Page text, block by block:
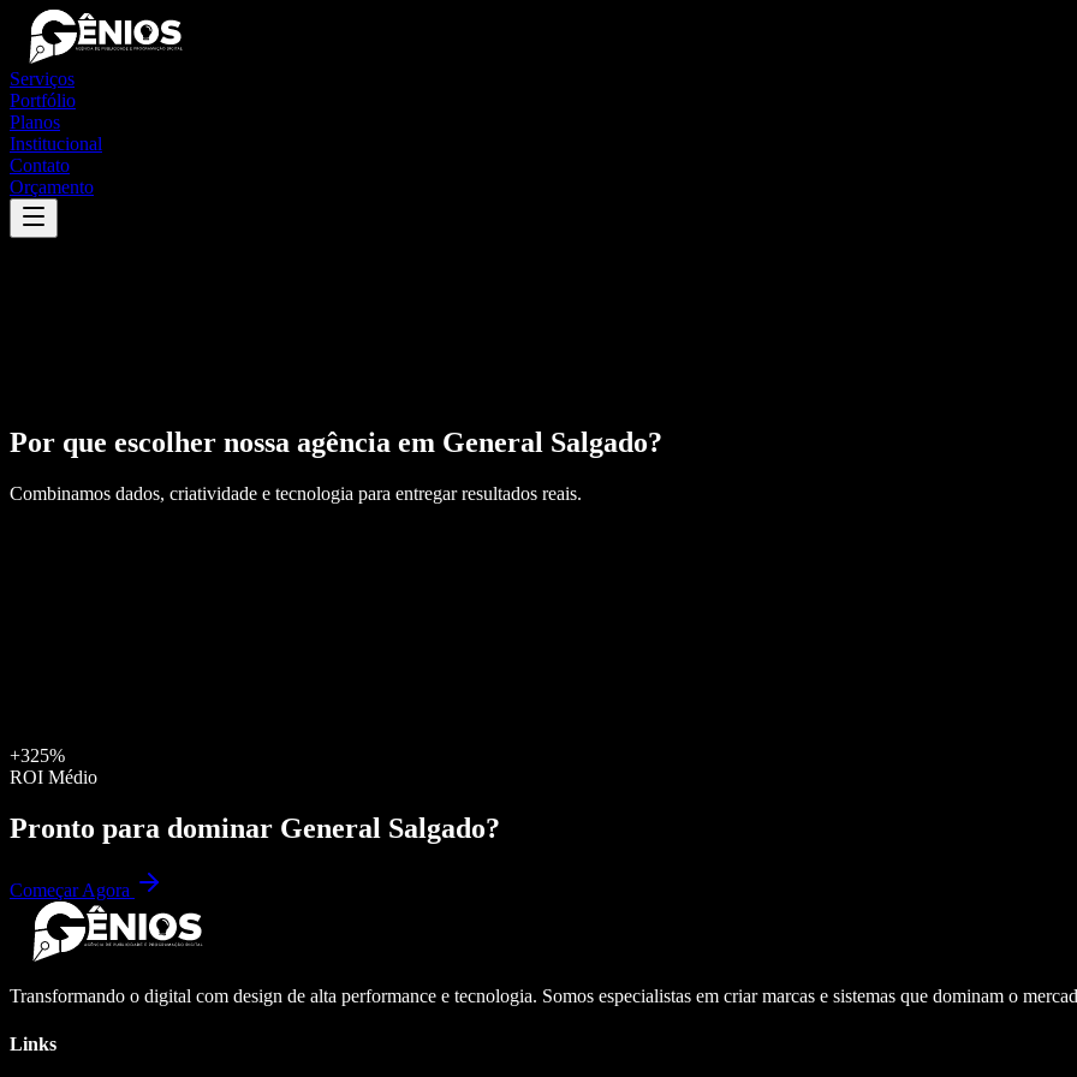
Serviços
Portfólio
Planos
Institucional
Contato
Orçamento
Por que escolher nossa agência em General Salgado?
Combinamos dados, criatividade e tecnologia para entregar resultados reais.
+325%
ROI Médio
Pronto para dominar General Salgado?
Começar Agora
Transformando o digital com design de alta performance e tecnologia. Somos especialistas em criar marcas e sistemas que dominam o
Links